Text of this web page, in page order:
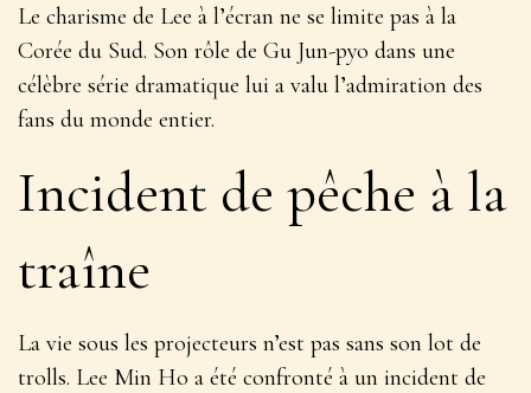
Le charisme de Lee à l’écran ne se limite pas à la
Corée du Sud. Son rôle de Gu Jun-pyo dans une
célèbre série dramatique lui a valu l’admiration des
fans du monde entier.
Incident de pêche à la
traîne
La vie sous les projecteurs n’est pas sans son lot de
trolls. Lee Min Ho a été confronté à un incident de